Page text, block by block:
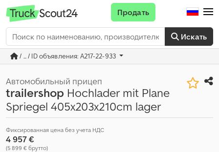
Искать
Продать
/ ... / ID объявления: A217-22-933
Автомобильный прицеп
trailershop Hochlader mit Plane
Spriegel 405x203x210cm lager
Фиксированная цена без учета НДС
4 957 €
(5 899 € брутто)